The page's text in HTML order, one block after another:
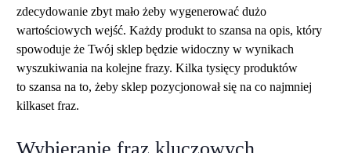
zdecydowanie zbyt mało żeby wygenerować dużo
wartościowych wejść. Każdy produkt to szansa na opis, który
spowoduje że Twój sklep będzie widoczny w wynikach
wyszukiwania na kolejne frazy. Kilka tysięcy produktów
to szansa na to, żeby sklep pozycjonował się na co najmniej
kilkaset fraz.
Wybieranie fraz kluczowych